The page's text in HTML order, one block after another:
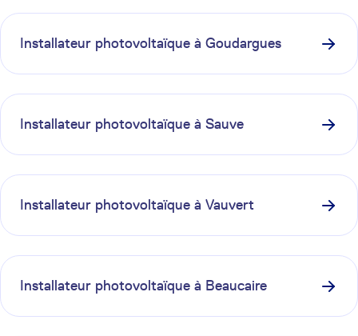
Installateur photovoltaïque à Goudargues
Installateur photovoltaïque à Sauve
Installateur photovoltaïque à Vauvert
Installateur photovoltaïque à Beaucaire